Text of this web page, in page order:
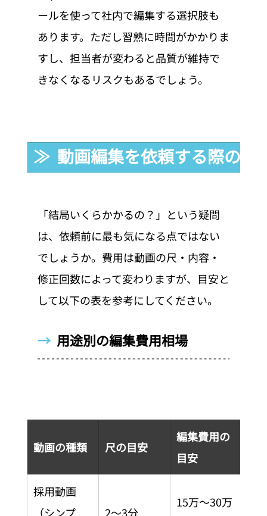
ールを使って社内で編集する選択肢も
あります。ただし習熟に時間がかかりま
すし、担当者が変わると品質が維持で
きなくなるリスクもあるでしょう。
≫  動画編集を依頼する際の費
「結局いくらかかるの？」という疑問
は、依頼前に最も気になる点ではない
でしょうか。費用は動画の尺・内容・
修正回数によって変わりますが、目安と
して以下の表を参考にしてください。
→ 用途別の編集費用相場
動画の種類 尺の目安
編集費用の
目安
採用動画
（シンプ
2〜3分
15万〜30万